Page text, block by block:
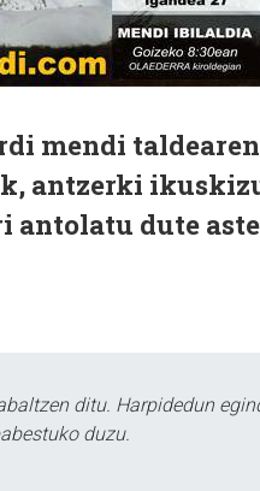
mendi taldearen
antzerki
antolatu dute aste
ditu. Harpidedun
duzu.